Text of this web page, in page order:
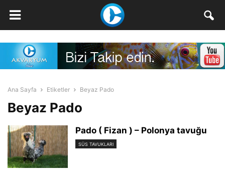
Ana Sayfa Etiketler Beyaz Pado
Beyaz Pado
Pado ( Fizan ) – Polonya tavuğu
SÜS TAVUKLARI